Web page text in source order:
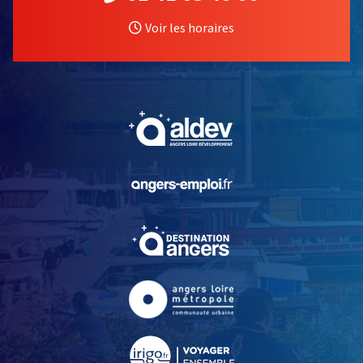
Voir les horaires
, Ouvre une nouvelle
, Ouvre une nouvelle